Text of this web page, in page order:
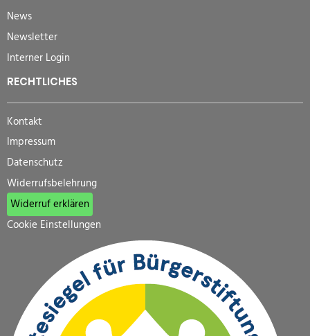
News
Newsletter
Interner Login
RECHTLICHES
Kontakt
Impressum
Datenschutz
Widerrufsbelehrung
Widerruf erklären
Cookie Einstellungen